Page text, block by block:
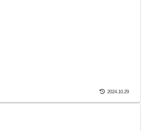
2024.10.29